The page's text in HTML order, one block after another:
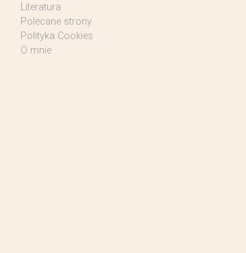
Literatura
Polecane strony
Polityka Cookies
O mnie